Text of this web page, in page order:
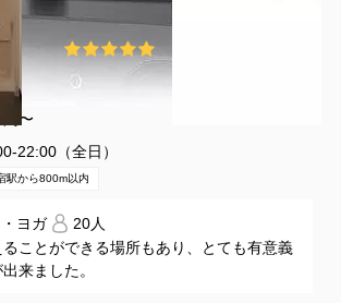
/時間 5.0
東京都渋谷区千駄ヶ谷3-60-4千駄ヶ谷3-60-4
間〜
22:00（全日）
駅から800m以内
ヨガ
20人
ことができる場所もあり、とても有意義
来ました。